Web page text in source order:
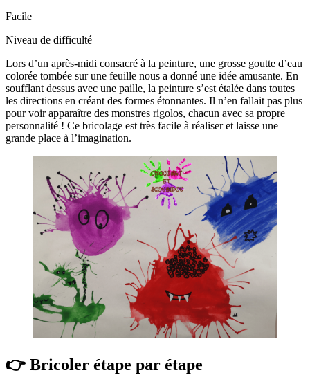
Facile
Niveau de difficulté
Lors d’un après-midi consacré à la peinture, une grosse goutte d’eau
colorée tombée sur une feuille nous a donné une idée amusante. En
soufflant dessus avec une paille, la peinture s’est étalée dans toutes
les directions en créant des formes étonnantes. Il n’en fallait pas plus
pour voir apparaître des monstres rigolos, chacun avec sa propre
personnalité ! Ce bricolage est très facile à réaliser et laisse une
grande place à l’imagination.
👉 Bricoler étape par étape